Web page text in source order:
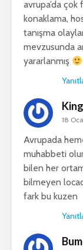
avrupa’da
konaklama,
tanışma
mevzusunda
yararlanmış
18
Avrupada
muhabbeti
bilen her
bilmeyen
fark bu kuzen